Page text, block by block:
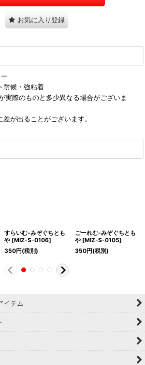
お気に入り登録
耐候・強粘着
実際のものと多少異なる場合がございま
が出ることがございます。
すらいむ-みぞぐちとも
や [MIZ-S-0106]
350円(税別)
ごーれむ-みぞぐちとも
や [MIZ-S-0105]
350円(税別)
イテム